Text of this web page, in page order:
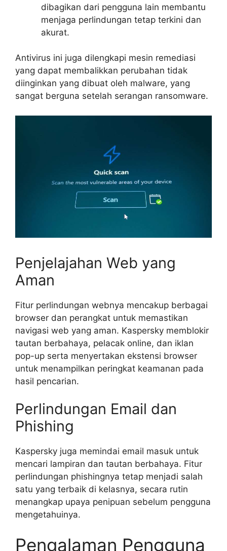
dibagikan dari pengguna lain membantu
menjaga perlindungan tetap terkini dan
akurat.
Antivirus ini juga dilengkapi mesin remediasi
yang dapat membalikkan perubahan tidak
diinginkan yang dibuat oleh malware, yang
sangat berguna setelah serangan ransomware.
Penjelajahan Web yang
Aman
Fitur perlindungan webnya mencakup berbagai
browser dan perangkat untuk memastikan
navigasi web yang aman. Kaspersky memblokir
tautan berbahaya, pelacak online, dan iklan
pop-up serta menyertakan ekstensi browser
untuk menampilkan peringkat keamanan pada
hasil pencarian.
Perlindungan Email dan
Phishing
Kaspersky juga memindai email masuk untuk
mencari lampiran dan tautan berbahaya. Fitur
perlindungan phishingnya tetap menjadi salah
satu yang terbaik di kelasnya, secara rutin
menangkap upaya penipuan sebelum pengguna
mengetahuinya.
Pengalaman Pengguna